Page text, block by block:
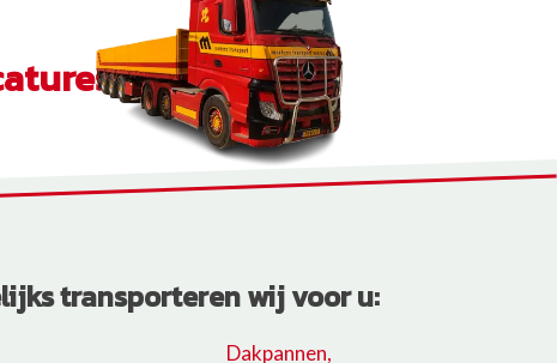
transporteren wij voor u:
Dakpannen,